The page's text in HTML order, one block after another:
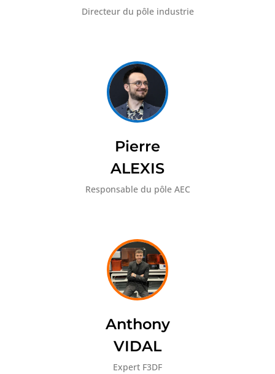
Directeur du pôle industrie
Pierre
ALEXIS
Responsable du pôle AEC
Anthony
VIDAL
Expert F3DF